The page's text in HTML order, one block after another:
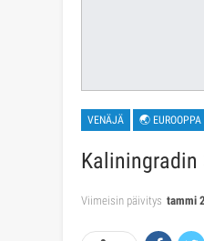
VENÄJÄ 🌏 EUROOPPA
Kaliningradin
Viimeisin päivitys tammi